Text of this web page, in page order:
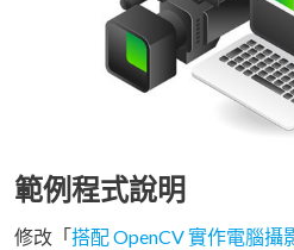
範例程式說明
修改「搭配 OpenCV 實作電腦攝